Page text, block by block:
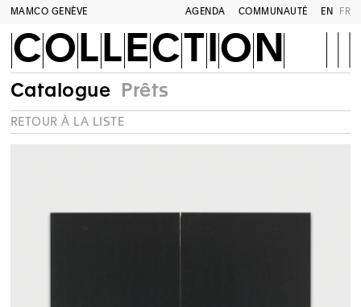
MAMCO GENÈVE AGENDA COMMUNAUTÉ EN FR
COLLECTION
Catalogue Prêts
RETOUR À LA LISTE